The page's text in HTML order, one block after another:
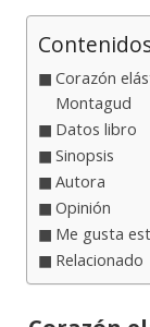
Corazón
Montagud
Datos libro
Sinopsis
Autora
Opinión
Me gusta
Relacionado